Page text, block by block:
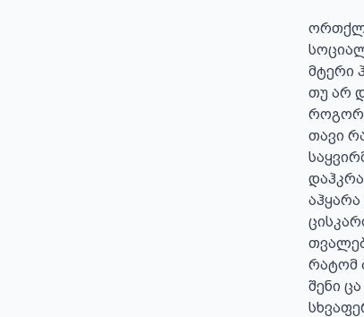
მტერი
თუ არ
თავი
აჰყარა
რატომ
შენი ცა